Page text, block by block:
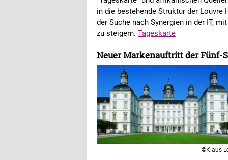
in die bestehende Struktur der
der Suche nach Synergien in der IT,
zu steigern. Tageskarte
Neuer Markenauftritt der Fünf-
©Klaus